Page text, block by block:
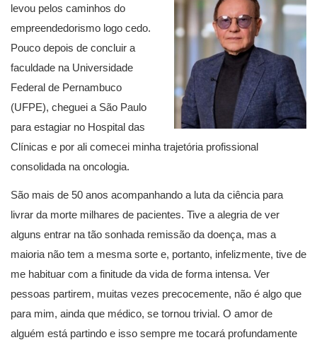
levou pelos caminhos do
empreendedorismo logo cedo.
Pouco depois de concluir a
faculdade na Universidade
Federal de Pernambuco
(UFPE), cheguei a São Paulo
para estagiar no Hospital das
Clínicas e por ali comecei minha trajetória profissional
consolidada na oncologia.
São mais de 50 anos acompanhando a luta da ciência para
livrar da morte milhares de pacientes. Tive a alegria de ver
alguns entrar na tão sonhada remissão da doença, mas a
maioria não tem a mesma sorte e, portanto, infelizmente, tive de
me habituar com a finitude da vida de forma intensa. Ver
pessoas partirem, muitas vezes precocemente, não é algo que
para mim, ainda que médico, se tornou trivial. O amor de
alguém está partindo e isso sempre me tocará profundamente